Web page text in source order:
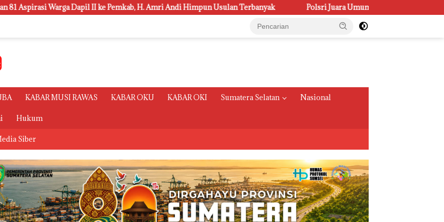
ke Pemkab, H. Amri Andi Himpun Usulan Terbanyak Polsri Juara Umum PORSENI XV, Raih 60 Medali dan Ukir Gelar
KABAR MUSI RAWAS KABAR OKU KABAR OKI Sumatera Selatan Nasional
Hukum
Siber